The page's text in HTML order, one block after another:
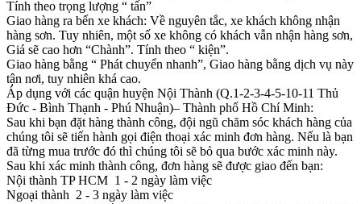
Tính theo trọng lượng “ tấn”
Giao hàng ra bến xe khách: Về nguyên tắc, xe khách không nhận
hàng sơn. Tuy nhiên, một số xe không có khách vẫn nhận hàng sơn,
Giá sẽ cao hơn “Chành”. Tính theo “ kiện”.
Giao hàng bằng “ Phát chuyển nhanh”, Giao hàng bằng dịch vụ này
tận nơi, tuy nhiên khá cao.
Áp dụng với các quận huyện Nội Thành (Q.1-2-3-4-5-10-11 Thủ
Đức - Bình Thạnh - Phú Nhuận)– Thành phố Hồ Chí Minh:
Sau khi bạn đặt hàng thành công, đội ngũ chăm sóc khách hàng của
chúng tôi sẽ tiến hành gọi điện thoại xác minh đơn hàng. Nếu là bạn
đã từng mua trước đó thì chúng tôi sẽ bỏ qua bước xác minh này.
Sau khi xác minh thành công, đơn hàng sẽ được giao đến bạn:
Nội thành TP HCM 1 - 2 ngày làm việc
Ngoại thành 2 - 3 ngày làm việc